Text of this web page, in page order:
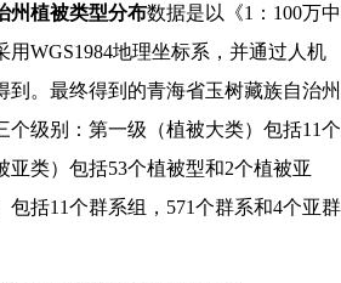
州植被类型分布数据是以《1：100万中
用WGS1984地理坐标系，并通过人机
到。最终得到的青海省玉树藏族自治州
个级别：第一级（植被大类）包括11个
亚类）包括53个植被型和2个植被亚
包括11个群系组，571个群系和4个亚群